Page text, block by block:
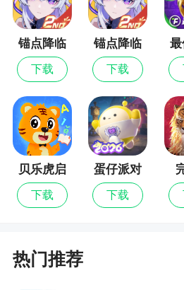
跟你一起闯荡三国，磅礴大气
2、Q萌细腻的画面效果
让玩家进行挑战
3、设计了各种极具策略
作和体验
4、精彩的各类型的玩法
也不是很高，可以打发无聊的
小编评价
下角色不删除，在先锋区域
该角色不再取得。或者申请
锚点降临
下载
锚点降临
九游版
下载
贝乐虎启
蒙
下载
蛋仔派对
下载
热门推荐